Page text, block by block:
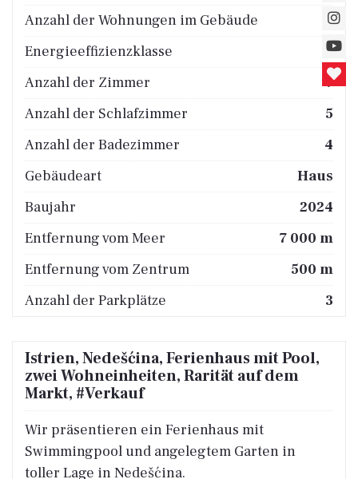
Anzahl der Wohnungen im Gebäude
2
Energieeffizienzklasse
B
Anzahl der Zimmer
7
Anzahl der Schlafzimmer
5
Anzahl der Badezimmer
4
Gebäudeart
Haus
Baujahr
2024
Entfernung vom Meer
7 000 m
Entfernung vom Zentrum
500 m
Anzahl der Parkplätze
3
Istrien, Nedešćina, Ferienhaus mit Pool,
zwei Wohneinheiten, Rarität auf dem
Markt, #Verkauf
Wir präsentieren ein Ferienhaus mit
Swimmingpool und angelegtem Garten in
toller Lage in Nedešćina.